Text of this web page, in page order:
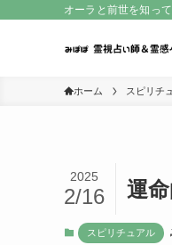
オーラと前世を知っ
ホーム スピリチ
運
2025
2/16
スピリチュアル